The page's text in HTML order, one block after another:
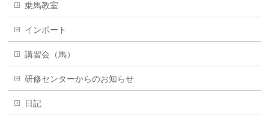
乗馬教室
インポート
講習会（馬）
研修センターからのお知らせ
日記